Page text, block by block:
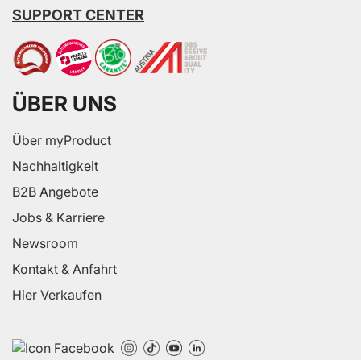
SUPPORT CENTER
ÜBER UNS
Über myProduct
Nachhaltigkeit
B2B Angebote
Jobs & Karriere
Newsroom
Kontakt & Anfahrt
Hier Verkaufen